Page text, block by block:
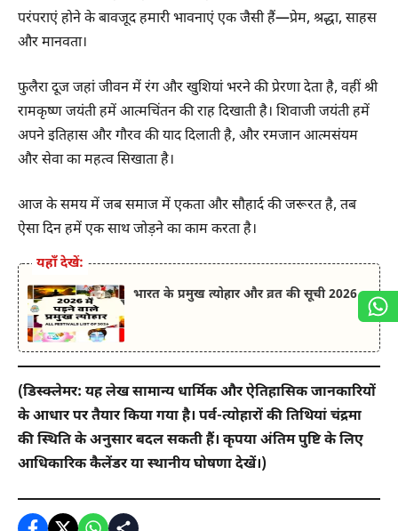
परंपराएं होने के बावजूद हमारी भावनाएं एक जैसी हैं—प्रेम, श्रद्धा, साहस
और मानवता।
फुलैरा दूज जहां जीवन में रंग और खुशियां भरने की प्रेरणा देता है, वहीं श्री
रामकृष्ण जयंती हमें आत्मचिंतन की राह दिखाती है। शिवाजी जयंती हमें
अपने इतिहास और गौरव की याद दिलाती है, और रमजान आत्मसंयम
और सेवा का महत्व सिखाता है।
आज के समय में जब समाज में एकता और सौहार्द की जरूरत है, तब
ऐसा दिन हमें एक साथ जोड़ने का काम करता है।
यहाँ देखें:
भारत के प्रमुख त्योहार और व्रत की सूची 2026
(डिस्क्लेमर: यह लेख सामान्य धार्मिक और ऐतिहासिक जानकारियों
के आधार पर तैयार किया गया है। पर्व-त्योहारों की तिथियां चंद्रमा
की स्थिति के अनुसार बदल सकती हैं। कृपया अंतिम पुष्टि के लिए
आधिकारिक कैलेंडर या स्थानीय घोषणा देखें।)